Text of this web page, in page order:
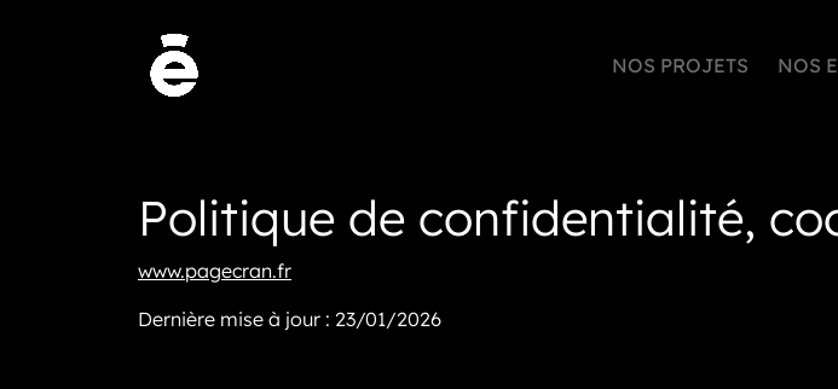
NOS PROJETS NOS
Politique de confidentialité,
www.pagecran.fr
Dernière mise à jour : 23/01/2026